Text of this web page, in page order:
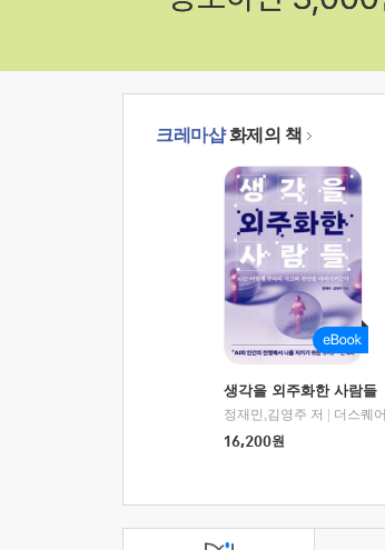
크레마샵화제의 책
생각을 외주화한 사람들
정재민,김영주 저
더스퀘어
16,200원